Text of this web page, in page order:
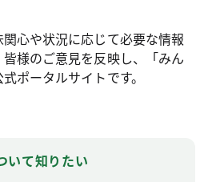
心や状況に応じて必要な情報
様のご意見を反映し、「みん
ポータルサイトです。
いて知りたい